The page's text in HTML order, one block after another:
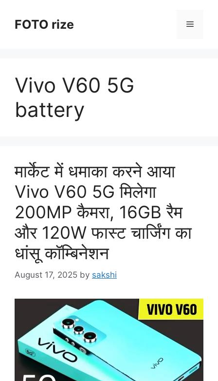
contentFOTO rize Menu
Vivo V60 5G
battery
मार्केट में धमाका करने आया
Vivo V60 5G मिलेगा
200MP कैमरा, 16GB रैम
और 120W फास्ट चार्जिंग का
धांसू कॉम्बिनेशन
August 17, 2025 by sakshi